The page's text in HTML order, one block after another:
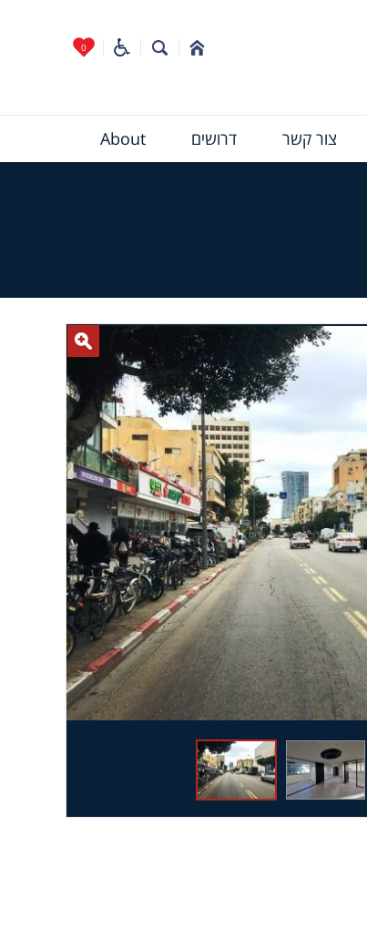
0
צור קשר דרושים About